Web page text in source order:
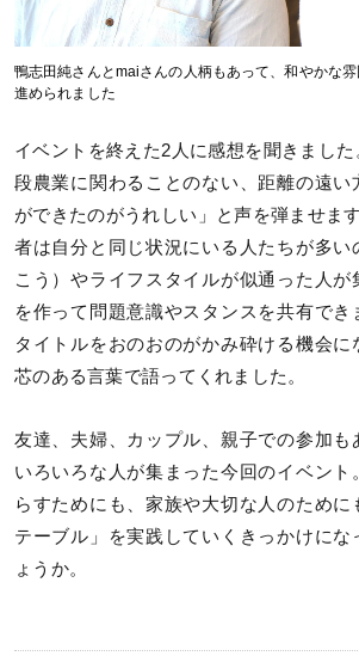
鴨志田純さんとmaiさんの人柄もあって、和やかな
進められました
イベントを終えた2人に感想を聞きまし
段農業に関わることのない、距離の遠い
ができたのがうれしい」と声を弾ませま
者は自分と同じ状況にいる人たちが多い
こう）やライフスタイルが似通った人が
を作って問題意識やスタンスを共有で
タイトルをおのおのがかみ砕ける機会に
芯のある言葉で語ってくれました。
友達、夫婦、カップル、親子での参加も
いろいろな人が集まった今回のイベント
らすためにも、家族や大切な人のために
テーブル」を実践していくきっかけにな
ょうか。